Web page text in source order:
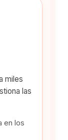
miles
las
en los